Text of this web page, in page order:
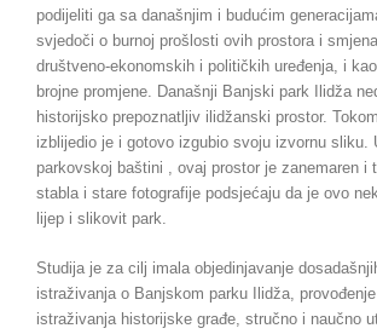
podijeliti ga sa današnjim i budućim
svjedoči o burnoj prošlosti ovih prostora i
društveno-ekonomskih i političkih uređenja, i
brojne promjene. Današnji Banjski park Ilidža
historijsko prepoznatljiv ilidžanski prostor.
izblijedio je i gotovo izgubio svoju izvornu sliku.
parkovskoj baštini , ovaj prostor je zanemaren i
stabla i stare fotografije podsjećaju da je ovo
lijep i slikovit park.
Studija je za cilj imala objedinjavanje
istraživanja o Banjskom parku Ilidža,
istraživanja historijske građe, stručno i naučno